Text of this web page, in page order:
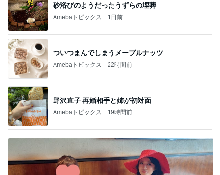
砂浴びのようだったうずらの埋葬
Amebaトピックス 1日前
ついつまんでしまうメープルナッツ
Amebaトピックス 22時間前
野沢直子 再婚相手と姉が初対面
Amebaトピックス 19時間前